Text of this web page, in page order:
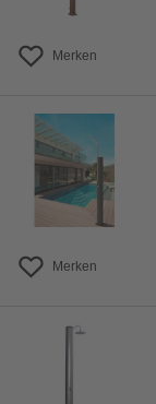
Merken
Merken